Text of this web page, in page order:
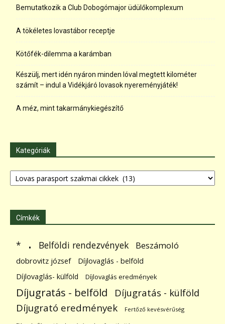
Bemutatkozik a Club Dobogómajor üdülőkomplexum
A tökéletes lovastábor receptje
Kötőfék-dilemma a karámban
Készülj, mert idén nyáron minden lóval megtett kilométer
számít – indul a Vidékjáró lovasok nyereményjáték!
A méz, mint takarmánykiegészítő
Kategóriák
Kategóriák
Címkék
* . Belföldi rendezvények Beszámoló
dobrovitz józsef
Díjlovaglás - belföld
Díjlovaglás- külföld
Díjlovaglás eredmények
Díjugratás - belföld Díjugratás - külföld
Díjugrató eredmények Fertőző kevésvérűség